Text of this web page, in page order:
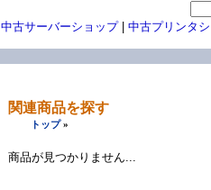
関連商品を探す
トップ»
商品が見つかりません...
中古サーバーショップ| 中古プリンタ